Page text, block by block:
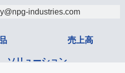
industries.com
売上高
ソリューション